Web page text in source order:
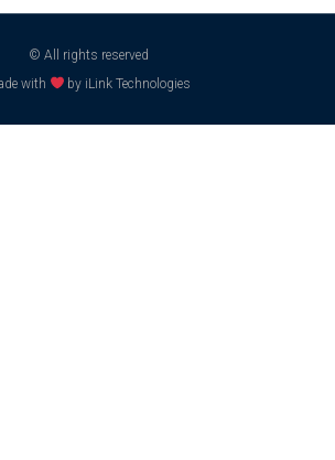
© All rights reserved
with
by iLink Technologies